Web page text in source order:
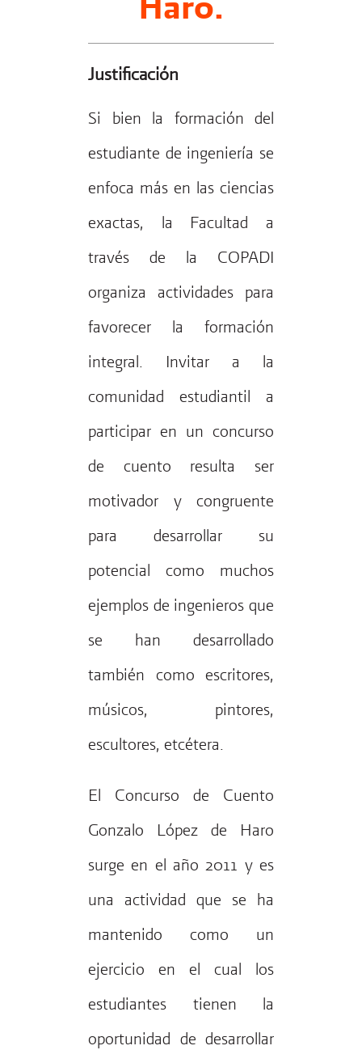
Justificación
Si bien la formación del
estudiante de ingeniería se
enfoca más en las ciencias
exactas, la Facultad a
través de la COPADI
organiza actividades para
favorecer la formación
integral. Invitar a la
comunidad estudiantil a
participar en un concurso
de cuento resulta ser
motivador y congruente
para desarrollar su
potencial como muchos
ejemplos de ingenieros que
se han desarrollado
también como escritores,
músicos, pintores,
escultores, etcétera.
El Concurso de Cuento
Gonzalo López de Haro
surge en el año 2011 y es
una actividad que se ha
mantenido como un
ejercicio en el cual los
estudiantes tienen la
oportunidad de desarrollar